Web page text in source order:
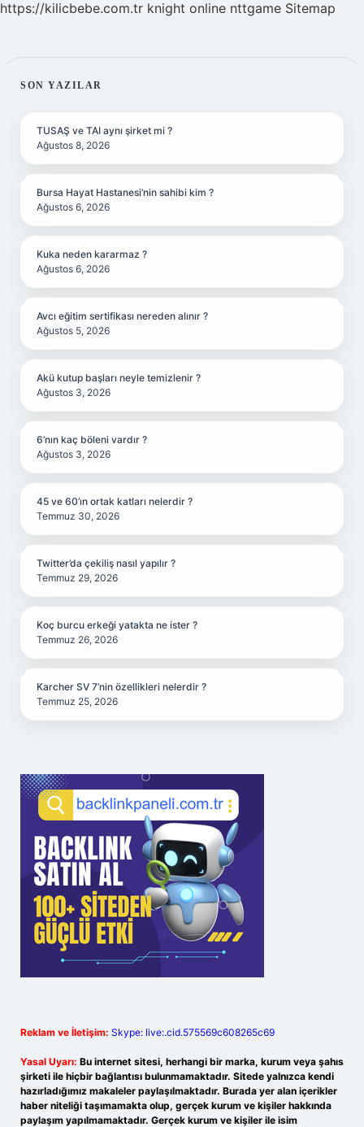
https://kilicbebe.com.tr knight online nttgame Sitemap
SIDEBAR
SON YAZILAR
TUSAŞ ve TAI aynı şirket mi ?
Ağustos 8, 2026
Bursa Hayat Hastanesi’nin sahibi kim ?
Ağustos 6, 2026
Kuka neden kararmaz ?
Ağustos 6, 2026
Avcı eğitim sertifikası nereden alınır ?
Ağustos 5, 2026
Akü kutup başları neyle temizlenir ?
Ağustos 3, 2026
6’nın kaç böleni vardır ?
Ağustos 3, 2026
45 ve 60’ın ortak katları nelerdir ?
Temmuz 30, 2026
Twitter’da çekiliş nasıl yapılır ?
Temmuz 29, 2026
Koç burcu erkeği yatakta ne ister ?
Temmuz 26, 2026
Karcher SV 7’nin özellikleri nelerdir ?
Temmuz 25, 2026
Reklam ve İletişim: Skype: live:.cid.575569c608265c69
Yasal Uyarı: Bu internet sitesi, herhangi bir marka, kurum veya şahıs
şirketi ile hiçbir bağlantısı bulunmamaktadır. Sitede yalnızca kendi
hazırladığımız makaleler paylaşılmaktadır. Burada yer alan içerikler
haber niteliği taşımamakta olup, gerçek kurum ve kişiler hakkında
paylaşım yapılmamaktadır. Gerçek kurum ve kişiler ile isim